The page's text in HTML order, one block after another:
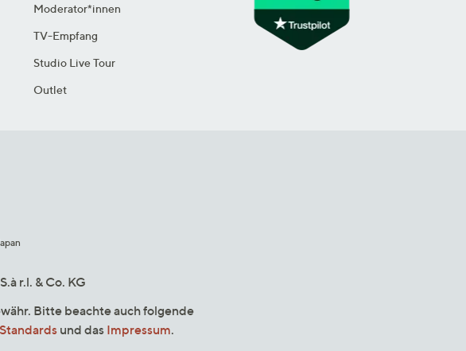
Moderator*innen
TV-Empfang
Studio Live Tour
Outlet
r.l. & Co. KG
Bitte beachte auch folgende
und das Impressum.